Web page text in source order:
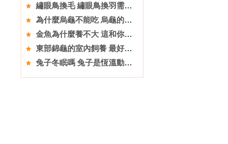
繡眼鳥換毛 繡眼鳥換羽需要注意的事項
為什麼烏龜不能吃 烏龜的營養價值是很高的
金魚為什麼養不大 這和你的飼養方式有關
東部錦龜的室內飼養 最好是每2天換一次新水
兔子冬眠嗎 兔子是恆溫動物是不需要冬眠的